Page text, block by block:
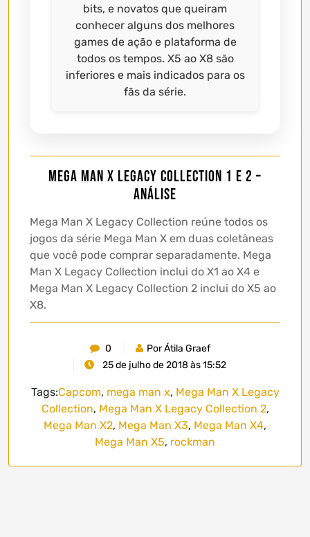
bits, e novatos que queiram
conhecer alguns dos melhores
games de ação e plataforma de
todos os tempos. X5 ao X8 são
inferiores e mais indicados para os
fãs da série.
Mega Man X Legacy Collection 1 e 2 –
Análise
Mega Man X Legacy Collection reúne todos os
jogos da série Mega Man X em duas coletâneas
que você pode comprar separadamente. Mega
Man X Legacy Collection inclui do X1 ao X4 e
Mega Man X Legacy Collection 2 inclui do X5 ao
X8.
0
Por Átila Graef
25 de julho de 2018 às 15:52
Tags:Capcom, mega man x, Mega Man X Legacy
Collection, Mega Man X Legacy Collection 2,
Mega Man X2, Mega Man X3, Mega Man X4,
Mega Man X5, rockman